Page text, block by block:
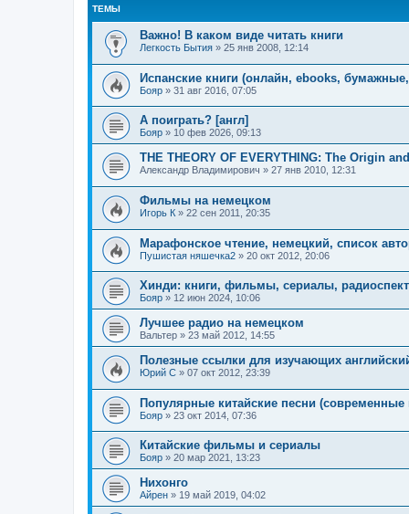
ТЕМЫ
Важно! В каком виде читать книги
Легкость Бытия » 25 янв 2008, 12:14
Испанские книги (онлайн, ebooks,
Бояр » 31 авг 2016, 07:05
А поиграть? [англ]
Бояр » 10 фев 2026, 09:13
THE THEORY OF EVERYTHING: The Origin
Александр Владимирович » 27 янв 2010, 12:31
Фильмы на немецком
Игорь К » 22 сен 2011, 20:35
Марафонское чтение, немецкий, список
Пушистая няшечка2 » 20 окт 2012, 20:06
Хинди: книги, фильмы, сериалы,
Бояр » 12 июн 2024, 10:06
Лучшее радио на немецком
Вальтер » 23 май 2012, 14:55
Полезные ссылки для изучающих
Юрий C » 07 окт 2012, 23:39
Популярные китайские песни
Бояр » 23 окт 2014, 07:36
Китайские фильмы и сериалы
Бояр » 20 мар 2021, 13:23
Нихонго
Айрен » 19 май 2019, 04:02